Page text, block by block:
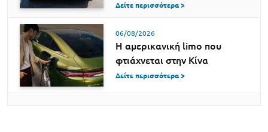
Δείτε περισσότερα >
06/08/2026
Η αμερικανική limo που
φτιάχνεται στην Κίνα
Δείτε περισσότερα >